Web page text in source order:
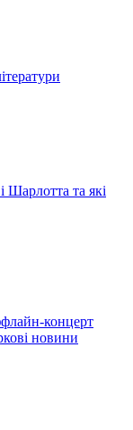
Шарлотта та які
концерт
новини